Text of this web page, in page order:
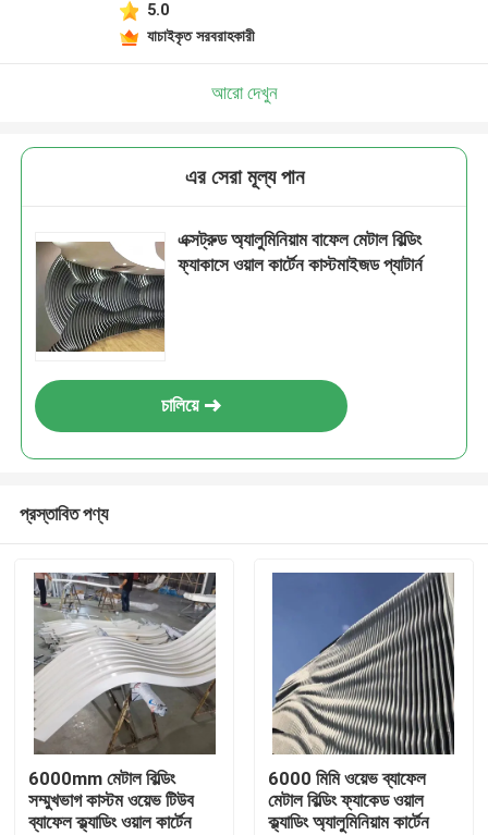
5.0
যাচাইকৃত সরবরাহকারী
আরো দেখুন
এর সেরা মূল্য পান
এক্সট্রুড অ্যালুমিনিয়াম বাফেল মেটাল বিল্ডিং
ফ্যাকাসে ওয়াল কার্টেন কাস্টমাইজড প্যাটার্ন
চালিয়ে
প্রস্তাবিত পণ্য
6000mm মেটাল বিল্ডিং
সম্মুখভাগ কাস্টম ওয়েভ টিউব
ব্যাফেল ক্ল্যাডিং ওয়াল কার্টেন
6000 মিমি ওয়েভ ব্যাফেল
মেটাল বিল্ডিং ফ্যাকেড ওয়াল
ক্ল্যাডিং অ্যালুমিনিয়াম কার্টেন